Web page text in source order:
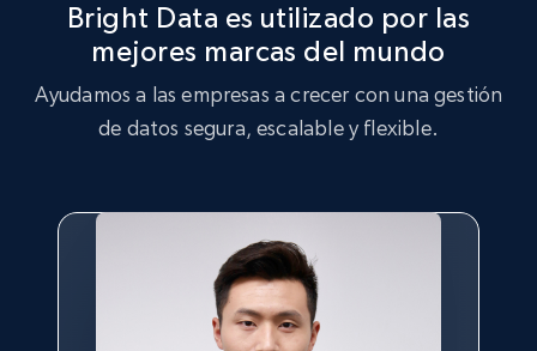
1.3K+ 175+ Prueba gratuita
URL, Product id, Title, Product description,
Rating, Reviews count, Initial price, Discount,
Bright Data es utilizado por las
mejores marcas del mundo
Ayudamos a las empresas a crecer con una gestión
de datos segura, escalable y flexible.